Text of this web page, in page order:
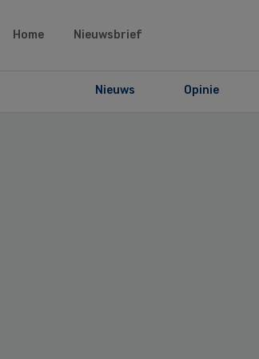
Home Nieuwsbrief
Nieuws Opinie